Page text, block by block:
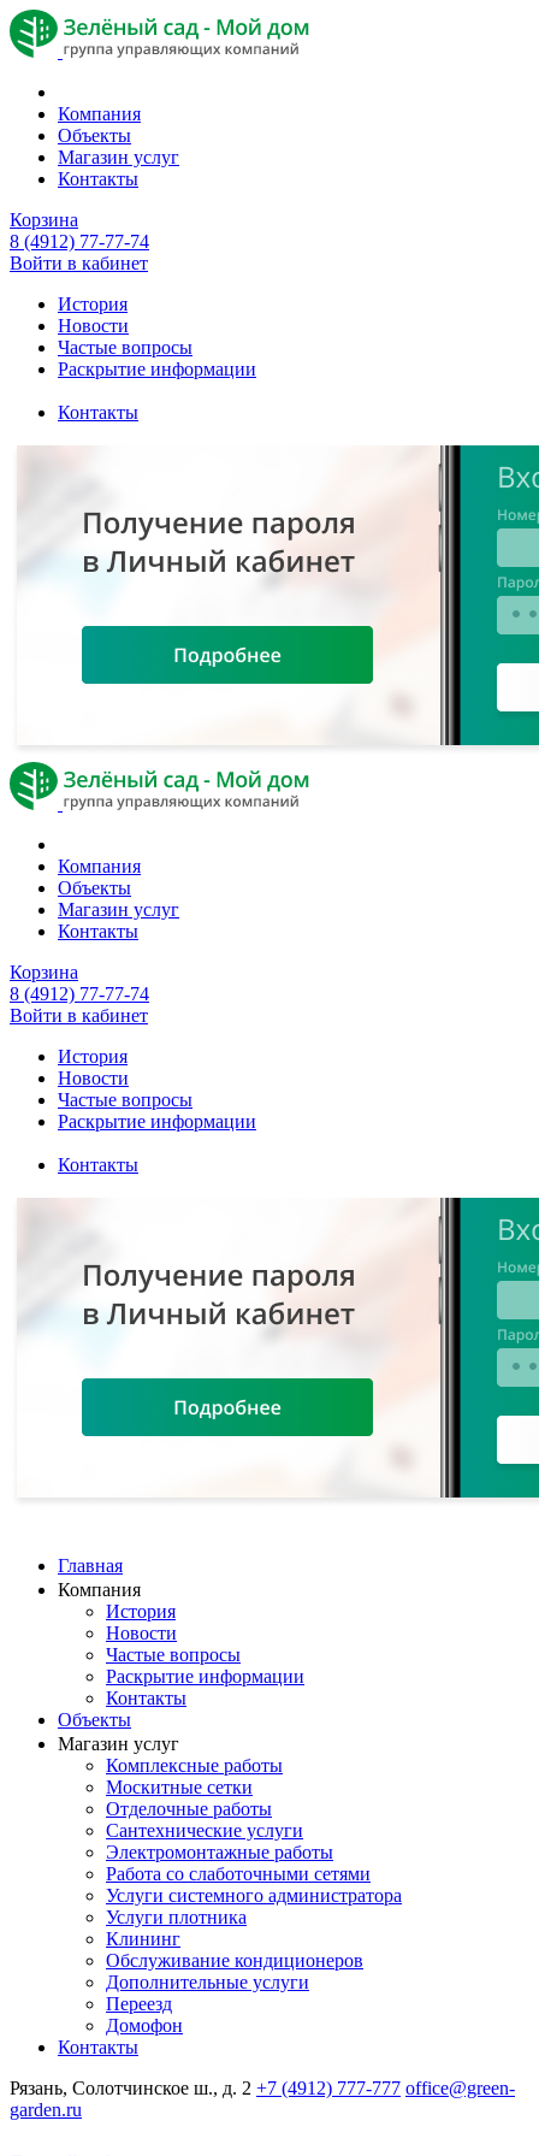
Компания
Объекты
Магазин услуг
Контакты
Корзина
8 (4912) 77-77-74
Войти в кабинет
История
Новости
Частые вопросы
Раскрытие информации
Контакты
Компания
Объекты
Магазин услуг
Контакты
Корзина
8 (4912) 77-77-74
Войти в кабинет
История
Новости
Частые вопросы
Раскрытие информации
Контакты
Главная
Компания
История
Новости
Частые вопросы
Раскрытие информации
Контакты
Объекты
Магазин услуг
Комплексные работы
Москитные сетки
Отделочные работы
Сантехнические услуги
Электромонтажные работы
Работа со слаботочными сетями
Услуги системного администратора
Услуги плотника
Клининг
Обслуживание кондиционеров
Дополнительные услуги
Переезд
Домофон
Контакты
Рязань, Солотчинское ш., д. 2 +7 (4912) 777-777 office@green-
garden.ru